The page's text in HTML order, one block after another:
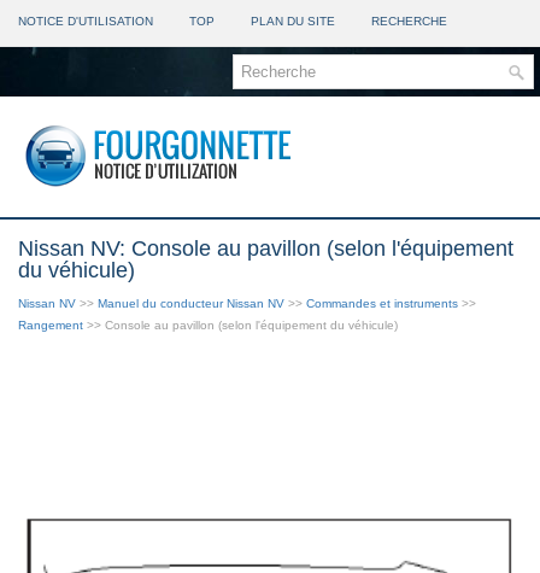
NOTICE D'UTILISATION TOP PLAN DU SITE RECHERCHE
Nissan NV: Console au pavillon (selon l'équipement
du véhicule)
Nissan NV >> Manuel du conducteur Nissan NV >> Commandes et instruments >>
Rangement >> Console au pavillon (selon l'équipement du véhicule)